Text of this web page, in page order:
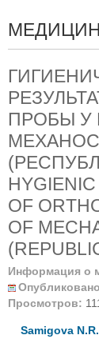
ПРОБЫ У
OF
OF
Информация о
Просмотров:
Samigova